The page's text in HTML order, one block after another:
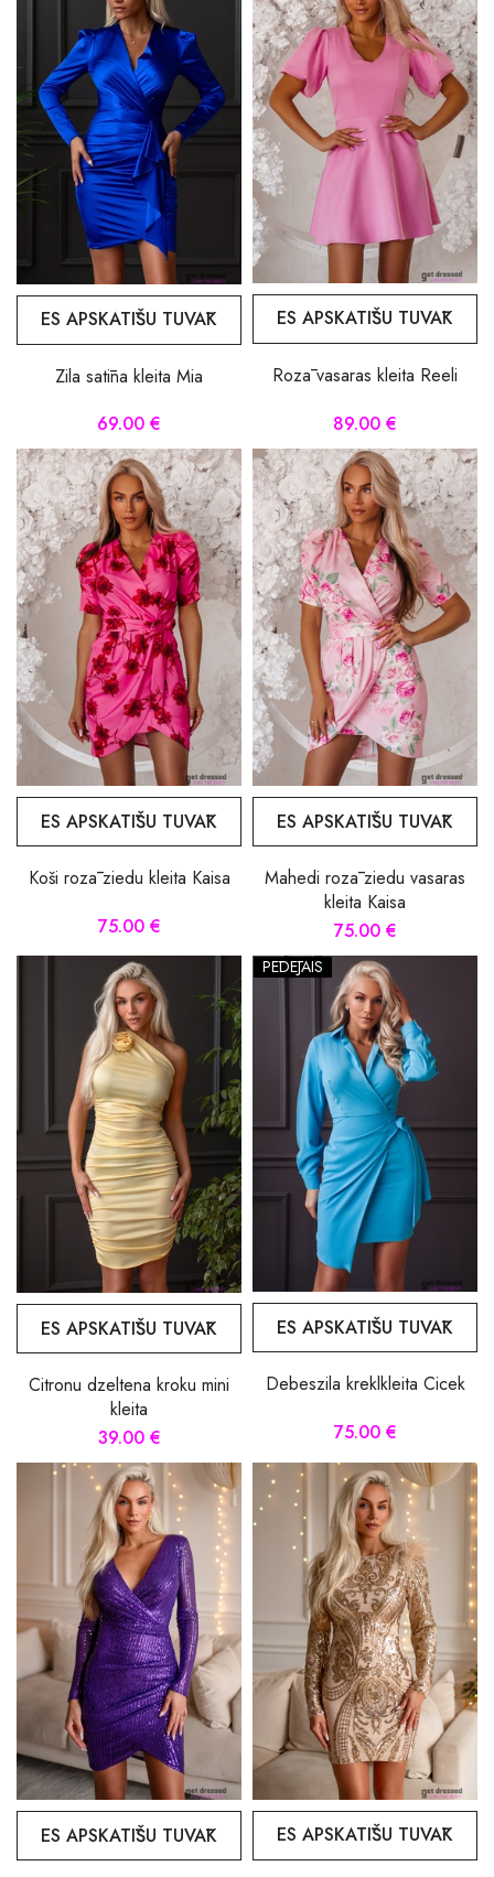
ES APSKATĪŠU TUVĀK
Zila satīna kleita Mia
69.00 €
ES APSKATĪŠU TUVĀK
Rozā vasaras kleita Reeli
89.00 €
ES APSKATĪŠU TUVĀK
Koši rozā ziedu kleita Kaisa
75.00 €
ES APSKATĪŠU TUVĀK
Mahedi rozā ziedu vasaras
kleita Kaisa
75.00 €
ES APSKATĪŠU TUVĀK
Citronu dzeltena kroku mini
kleita
39.00 €
PĒDĒJAIS
ES APSKATĪŠU TUVĀK
Debeszila kreklkleita Cicek
75.00 €
ES APSKATĪŠU TUVĀK ES APSKATĪŠU TUVĀK